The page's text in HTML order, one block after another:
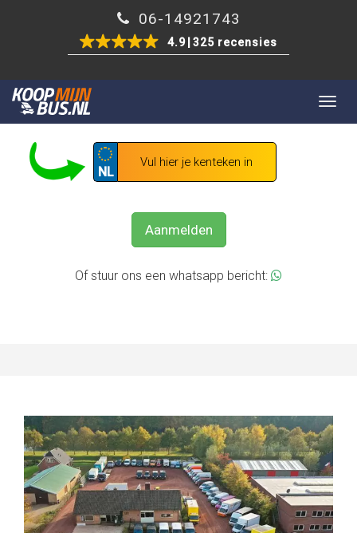
06-14921743
4.9 325 recensies
GRATIS UW BEDRIJFSWAGEN VERKOPEN?
NL
Aanmelden
Of stuur ons een whatsapp bericht: